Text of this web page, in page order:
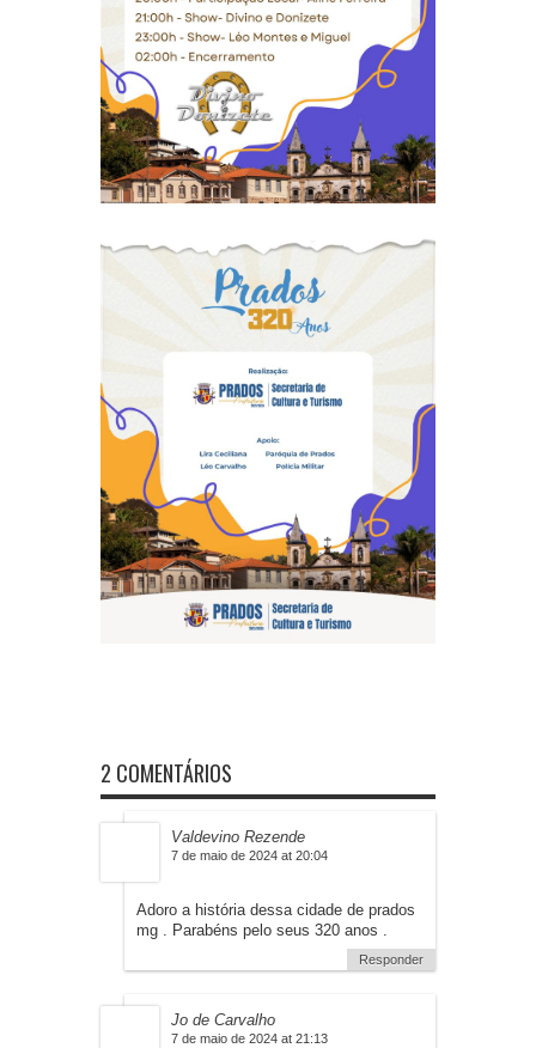
2 COMENTÁRIOS
Valdevino Rezende
7 de maio de 2024 at 20:04
Adoro a história dessa cidade de prados
mg . Parabéns pelo seus 320 anos .
Responder
Jo de Carvalho
7 de maio de 2024 at 21:13